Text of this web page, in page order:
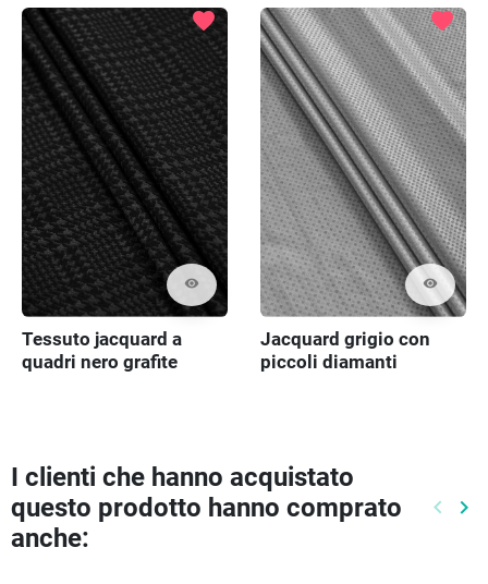
visibility
favorite
Tessuto jacquard a
quadri nero grafite
visibility
favorite
Jacquard grigio con
piccoli diamanti
I clienti che hanno acquistato
questo prodotto hanno comprato
anche:
keyboard_arrow_left keyboard_arrow_right